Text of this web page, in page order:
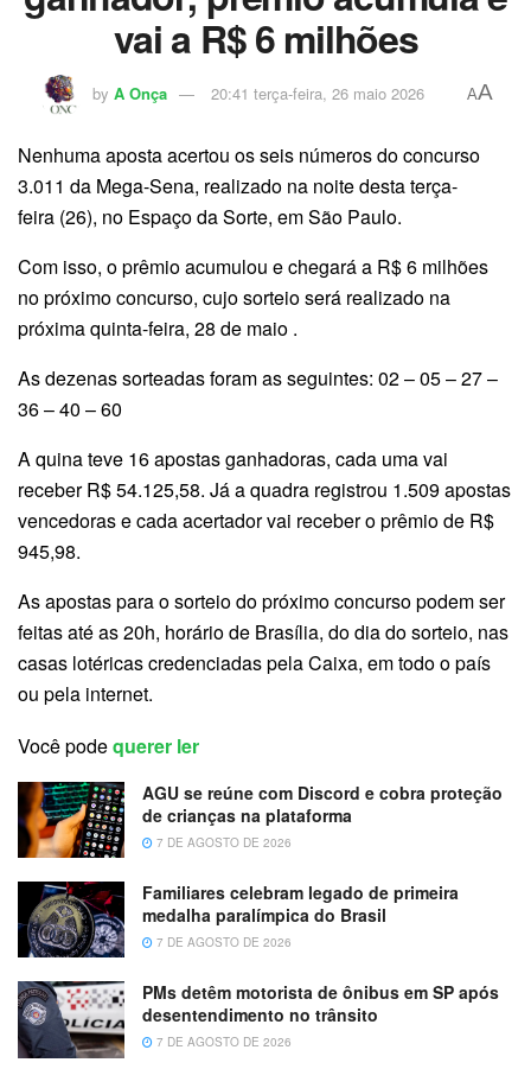
vai a R$ 6 milhões
by A Onça 20:41 terça-feira, 26 maio 2026 AA
Nenhuma aposta acertou os seis números do concurso
3.011 da Mega-Sena, realizado na noite desta terça-
feira (26), no Espaço da Sorte, em São Paulo.
Com isso, o prêmio acumulou e chegará a R$ 6 milhões
no próximo concurso, cujo sorteio será realizado na
próxima quinta-feira, 28 de maio .
As dezenas sorteadas foram as seguintes: 02 – 05 – 27 –
36 – 40 – 60
A quina teve 16 apostas ganhadoras, cada uma vai
receber R$ 54.125,58. Já a quadra registrou 1.509 apostas
vencedoras e cada acertador vai receber o prêmio de R$
945,98.
As apostas para o sorteio do próximo concurso podem ser
feitas até as 20h, horário de Brasília, do dia do sorteio, nas
casas lotéricas credenciadas pela Caixa, em todo o país
ou pela internet.
Você podequerer ler
AGU se reúne com Discord e cobra proteção
de crianças na plataforma
7 DE AGOSTO DE 2026
Familiares celebram legado de primeira
medalha paralímpica do Brasil
7 DE AGOSTO DE 2026
PMs detêm motorista de ônibus em SP após
desentendimento no trânsito
7 DE AGOSTO DE 2026